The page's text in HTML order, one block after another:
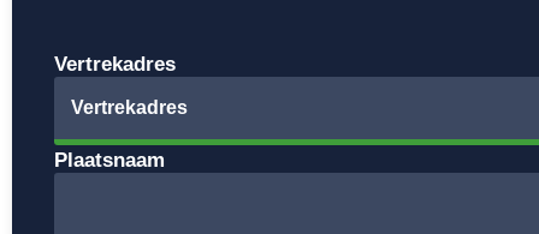
Vertrekadres
Plaatsnaam